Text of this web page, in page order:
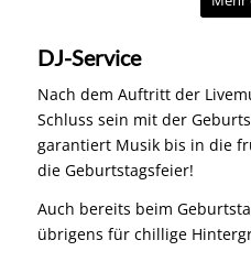
Nach dem Auftritt der
garantiert Musik bis in die
die Geburtstagsfeier!
Auch bereits beim
übrigens für chillige